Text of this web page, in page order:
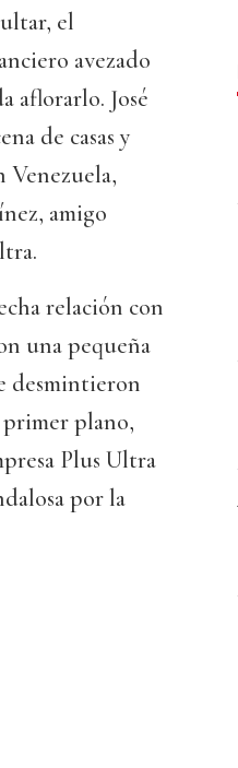
el
avezado
aflorarlo. José
de casas y
Venezuela,
amigo
relación con
una pequeña
desmintieron
primer plano,
Plus Ultra
por la